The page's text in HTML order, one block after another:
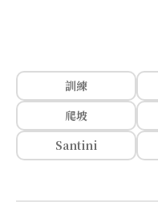
訓練
爬坡
Santini